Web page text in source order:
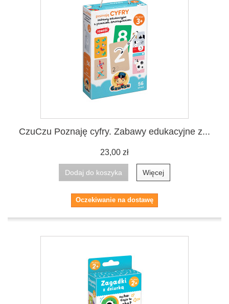
CzuCzu Poznaję cyfry. Zabawy edukacyjne z...
23,00 zł
Dodaj do koszyka Więcej
Oczekiwanie na dostawę